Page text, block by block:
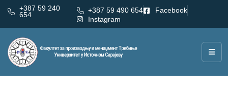
+387 59 240
654
+387 59 490 654
Facebook
Instagram